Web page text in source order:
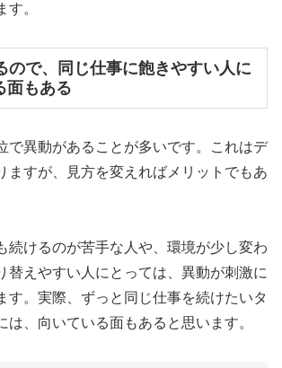
す。
ので、同じ仕事に飽きやすい人に
面もある
で異動があることが多いです。これはデ
ますが、見方を変えればメリットでもあ
続けるのが苦手な人や、環境が少し変わ
替えやすい人にとっては、異動が刺激に
す。実際、ずっと同じ仕事を続けたいタ
は、向いている面もあると思います。